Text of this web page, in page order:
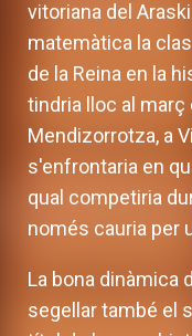
vitoriana del
matemàtica la
de la Reina en la
tindria lloc al març
Mendizorrotza, a
s'enfrontaria en
qual competiria
només cauria per
La bona dinàmica
segellar també el